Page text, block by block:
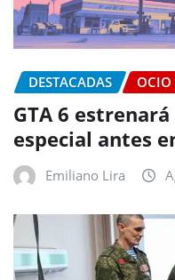
DESTACADAS OCIO
GTA 6
especial antes
Emiliano Lira